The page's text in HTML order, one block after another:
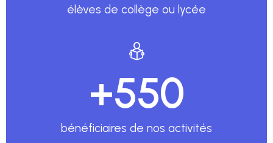
élèves de collège ou lycée
bénéficiaires de nos activités​
+550